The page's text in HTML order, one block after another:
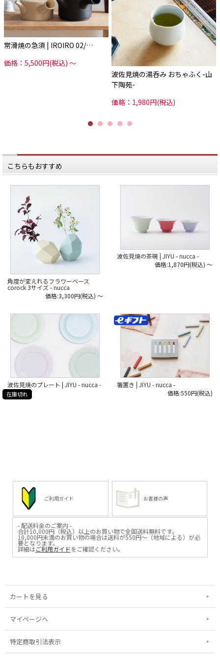
常滑焼の急須 | IROIRO 02/…
価格：5,500円(税込)～
波佐見焼の湯呑み おちゃふく-山
下陶苑-
価格：1,980円(税込)
こちらもおすすめ
角度が変えれるフラワーベース
corock 3サイズ - nucca
価格:3,300円(税込) ～
波佐見焼の茶碗 | JIYU - nucca -
価格:1,870円(税込) ～
波佐見焼のプレート | JIYU - nucca -
在庫切れ
箸置き | JIYU - nucca -
価格:550円(税込)
ご利用ガイド お客様の声
- 配送料金のご案内 -
合計10,000円（税込）以上のお買い物で全国送料無料です。
10,000円未満のお買い物の場合は送料が550円～（地域による）が必
要となります。
詳細はご利用ガイドをご確認ください。
カートを見る
マイページへ
特定商取引法表示